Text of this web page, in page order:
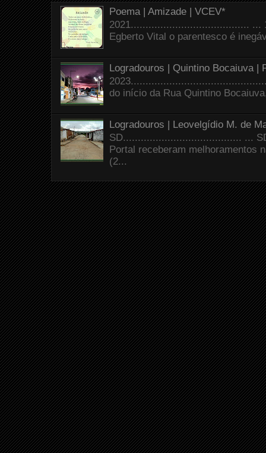
Poema | Amizade | VCEV*
2021........................................ ...
Egberto Vital o parentesco é
Logradouros | Quintino Bocaiuva |
do início da Rua Quintino
Logradouros | Leovelgídio M. de
SD........................................ ...
Portal receberam melhoramentos
(2...